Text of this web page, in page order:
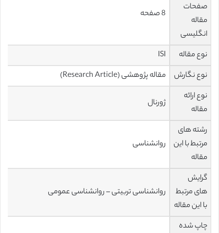
صفحات
مقاله
انگلیسی
8 صفحه
نوع مقاله
ISI
نوع نگارش
مقاله پژوهشی (Research Article)
نوع ارائه
مقاله
ژورنال
رشته های
مرتبط با این
مقاله
روانشناسی
گرایش
های مرتبط
با این مقاله
روانشناسی تربیتی – روانشناسی عمومی
چاپ شده